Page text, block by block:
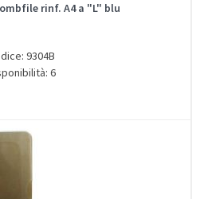
rinf. A4 a "L" blu
9304B
6